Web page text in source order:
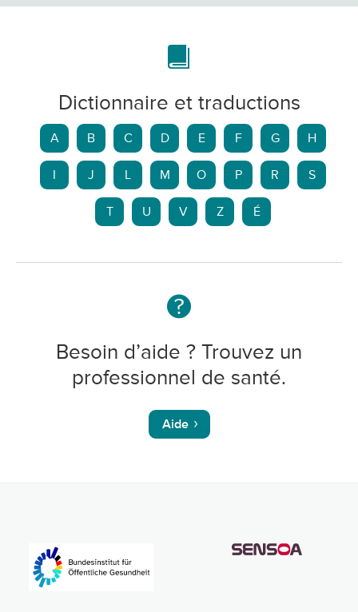
Dictionnaire et traductions
A B C D E F G H
J L M O P R S
T U V Z É
Besoin d’aide ? Trouvez un
professionnel de santé.
Aide